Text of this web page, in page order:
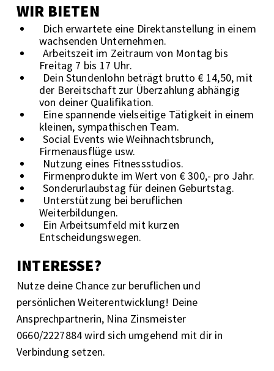
WIR BIETEN
Dich erwartete eine Direktanstellung in einem
wachsenden Unternehmen.
Arbeitszeit im Zeitraum von Montag bis
Freitag 7 bis 17 Uhr.
Dein Stundenlohn beträgt brutto € 14,50, mit
der Bereitschaft zur Überzahlung abhängig
von deiner Qualifikation.
Eine spannende vielseitige Tätigkeit in einem
kleinen, sympathischen Team.
Social Events wie Weihnachtsbrunch,
Firmenausflüge usw.
Nutzung eines Fitnessstudios.
Firmenprodukte im Wert von € 300,- pro Jahr.
Sonderurlaubstag für deinen Geburtstag.
Unterstützung bei beruflichen
Weiterbildungen.
Ein Arbeitsumfeld mit kurzen
Entscheidungswegen.
INTERESSE?
Nutze deine Chance zur beruflichen und
persönlichen Weiterentwicklung! Deine
Ansprechpartnerin, Nina Zinsmeister
0660/2227884 wird sich umgehend mit dir in
Verbindung setzen.